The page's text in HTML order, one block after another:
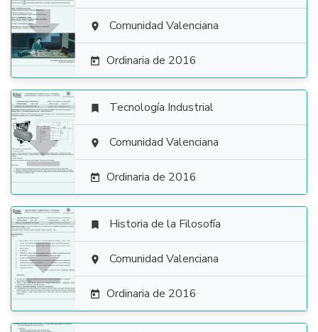
  Comunidad Valenciana
 Ordinaria de 2016

 Tecnología Industrial
 Comunidad Valenciana
 Ordinaria de 2016

 Historia de la Filosofía
 Comunidad Valenciana
 Ordinaria de 2016